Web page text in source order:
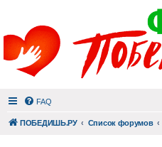
FAQ
ПОБЕДИШЬ.РУ Список форумов